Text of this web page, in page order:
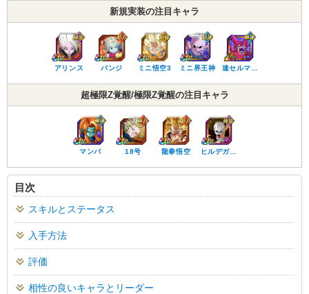
新規実装の注目キャラ
アリンス パンジ ミニ悟空3 ミニ界王神 速セルマ…
超極限Z覚醒/極限Z覚醒の注目キャラ
マンバ 18号 龍拳悟空 ヒルデガ…
目次
スキルとステータス
入手方法
評価
相性の良いキャラとリーダー